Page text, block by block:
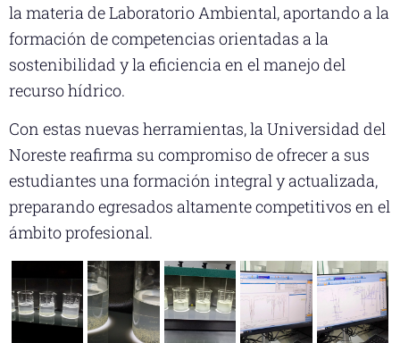
la materia de Laboratorio Ambiental, aportando a la
formación de competencias orientadas a la
sostenibilidad y la eficiencia en el manejo del
recurso hídrico.
Con estas nuevas herramientas, la Universidad del
Noreste reafirma su compromiso de ofrecer a sus
estudiantes una formación integral y actualizada,
preparando egresados altamente competitivos en el
ámbito profesional.